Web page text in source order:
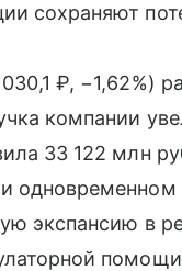
сохраняют
₽, −1,62%)
компании
33 122 млн
одновременном
экспансию в